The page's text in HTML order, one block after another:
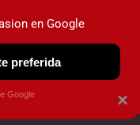
OBSERVATORIO
×
en Google
preferida
Google